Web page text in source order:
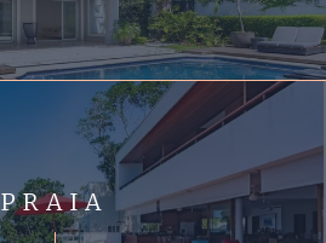
PRAIA